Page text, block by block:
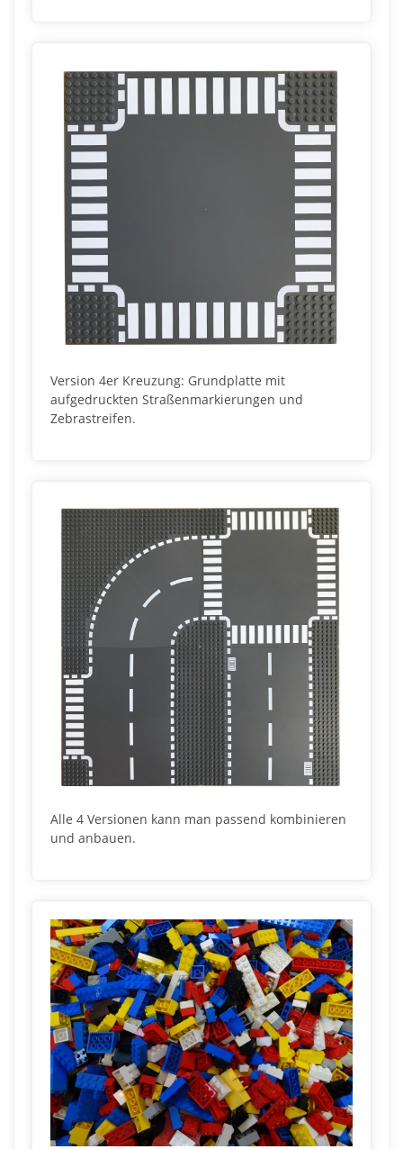
Version 4er Kreuzung: Grundplatte mit
aufgedruckten Straßenmarkierungen und
Zebrastreifen.
Alle 4 Versionen kann man passend kombinieren
und anbauen.